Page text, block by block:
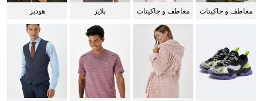
معاطف و جاكيتات
معاطف و جاكيتات
بلايز هوديز